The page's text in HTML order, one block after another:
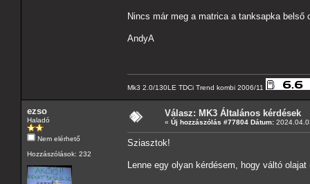
Nincs már meg a matrica a tanksapka belső
AndyA
Mk3 2.0/130LE TDCi Trend kombi 2006/11
ezso
Haladó
Nem elérhető
Hozzászólások: 232
Válasz: MK3 Általános kérdések
« Új hozzászólás #77804 Dátum:
Sziasztok!
Lenne egy olyan kérdésem, hogy váltó